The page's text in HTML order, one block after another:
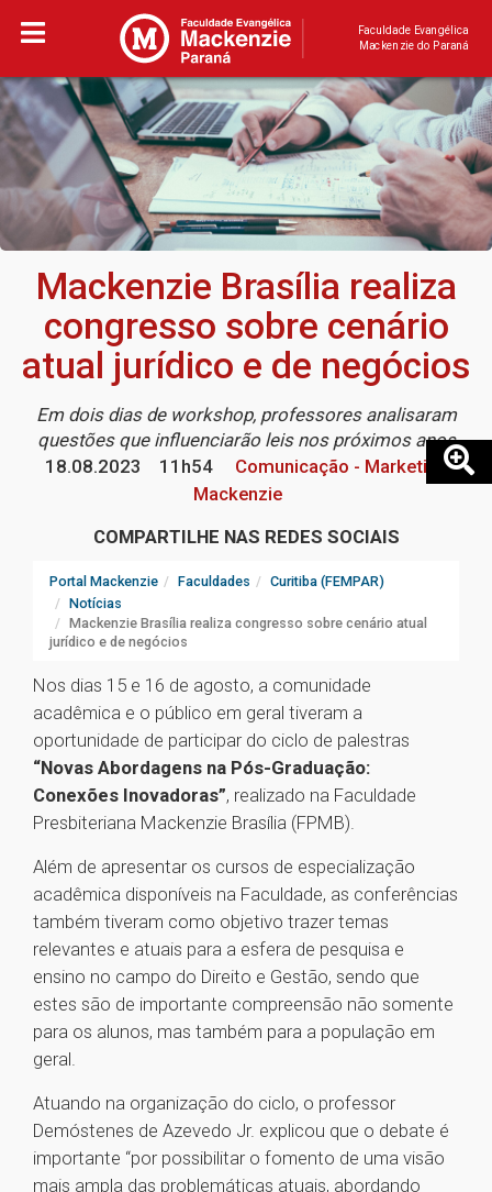
Faculdade Evangélica
Mackenzie do Paraná
Mackenzie Brasília realiza
congresso sobre cenário
atual jurídico e de negócios
Em dois dias de workshop, professores analisaram
questões que influenciarão leis nos próximos anos
18.08.2023
11h54
Comunicação - Marketing
Mackenzie
COMPARTILHE NAS REDES SOCIAIS
Portal Mackenzie Faculdades
Curitiba (FEMPAR)
Notícias
Mackenzie Brasília realiza congresso sobre cenário atual
jurídico e de negócios
Nos dias 15 e 16 de agosto, a comunidade
acadêmica e o público em geral tiveram a
oportunidade de participar do ciclo de palestras
“Novas Abordagens na Pós-Graduação:
Conexões Inovadoras”, realizado na Faculdade
Presbiteriana Mackenzie Brasília (FPMB).
Além de apresentar os cursos de especialização
acadêmica disponíveis na Faculdade, as conferências
também tiveram como objetivo trazer temas
relevantes e atuais para a esfera de pesquisa e
ensino no campo do Direito e Gestão, sendo que
estes são de importante compreensão não somente
para os alunos, mas também para a população em
geral.
Atuando na organização do ciclo, o professor
Demóstenes de Azevedo Jr. explicou que o debate é
importante “por possibilitar o fomento de uma visão
mais ampla das problemáticas atuais, abordando